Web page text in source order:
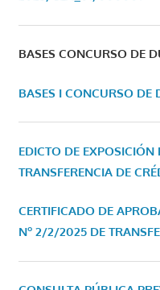
BASES CONCURSO DE
BASES I CONCURSO DE
EDICTO DE EXPOSICIÓN
TRANSFERENCIA DE
CERTIFICADO DE
Nº 2/2/2025 DE